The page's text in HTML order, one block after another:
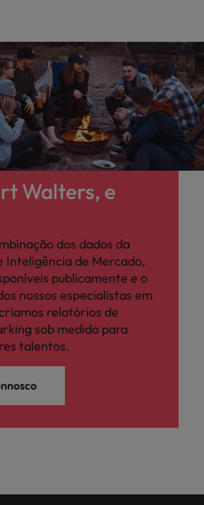
Walters, e
dos dados da
Inteligência de Mercado,
publicamente e o
nossos especialistas em
relatórios de
sob medida para
talentos.